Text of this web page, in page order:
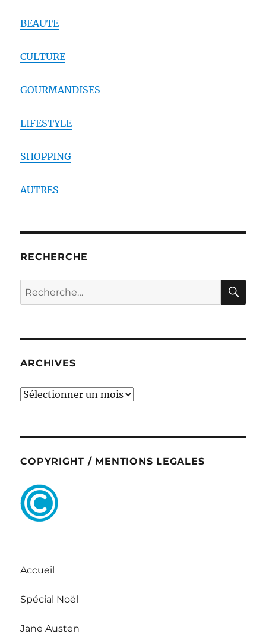
BEAUTE
CULTURE
GOURMANDISES
LIFESTYLE
SHOPPING
AUTRES
RECHERCHE
Recherche
pour :
ARCHIVES
ARCHIVES
COPYRIGHT / MENTIONS LEGALES
Accueil
Spécial Noël
Jane Austen